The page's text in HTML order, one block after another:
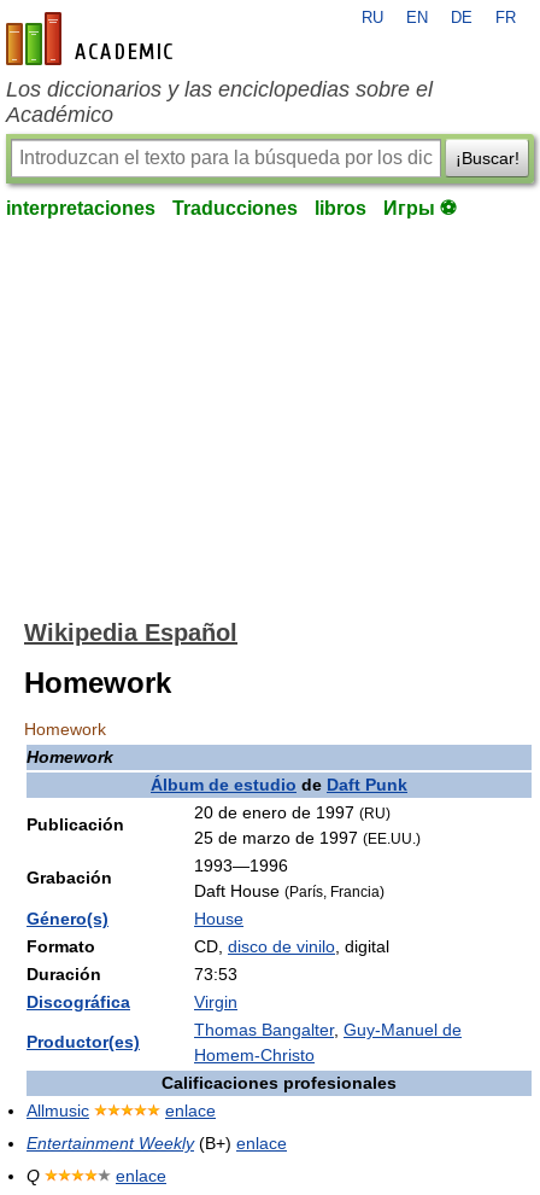
es-academic.com
RU EN DE FR
Los diccionarios y las enciclopedias sobre el
Académico
¡Buscar!
interpretaciones Traducciones libros Игры ⚽
Wikipedia Español
Homework
Homework
Homework
Álbum de estudio de Daft Punk
Publicación
20 de enero de 1997 (RU)
25 de marzo de 1997 (EE.UU.)
Grabación
1993—1996
Daft House (París, Francia)
Género(s)
House
Formato
CD, disco de vinilo , digital
Duración
73:53
Discográfica
Virgin
Productor(es)
Thomas Bangalter, Guy-Manuel de
Homem-Christo
Calificaciones profesionales
Allmusic
enlace
Entertainment Weekly(B+) enlace
Q
enlace